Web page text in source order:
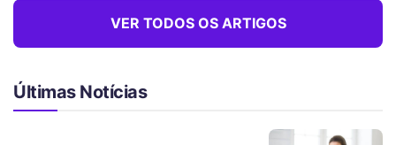
VER TODOS OS ARTIGOS
Últimas Notícias